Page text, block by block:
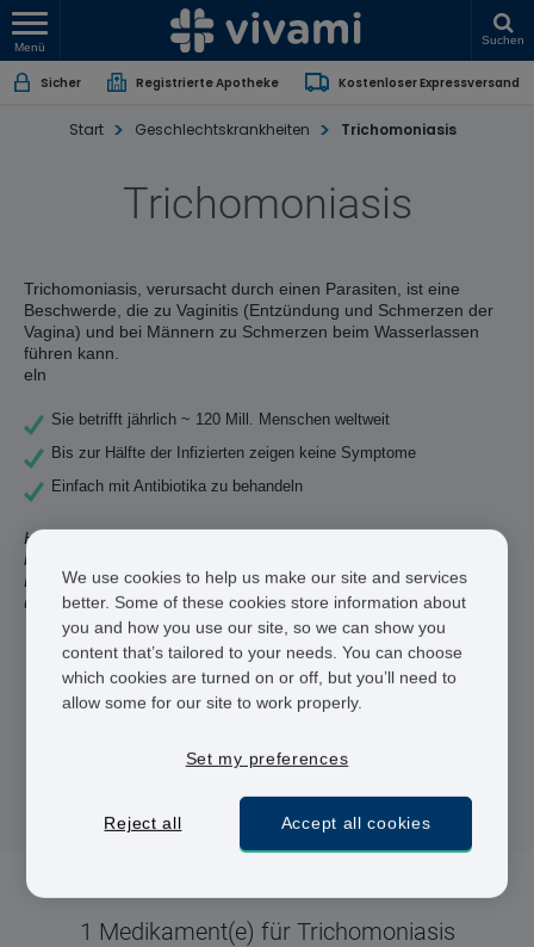
Menü
Suchen
Sicher Registrierte Apotheke Kostenloser Expressversand
Start Geschlechtskrankheiten Trichomoniasis
Trichomoniasis
Trichomoniasis, verursacht durch einen Parasiten, ist eine
Beschwerde, die zu Vaginitis (Entzündung und Schmerzen der
Vagina) und bei Männern zu Schmerzen beim Wasserlassen
führen kann.
eln
Sie betrifft jährlich ~ 120 Mill. Menschen weltweit
Bis zur Hälfte der Infizierten zeigen keine Symptome
Einfach mit Antibiotika zu behandeln
Hier können Sie Ihre Trichomoniasis Medikamente online
bestellen. Auf Vivami.co bieten wir Ihnen eine private Online-
Beratung und sobald Ihre Bestellung genehmigt ist, wird sie von
unserer Partner-Apotheke innerhalb von 24 h an Sie gesendet.
Registrierte Ärzte und Apotheker
24 h Lieferung
1 Medikament(e) für Trichomoniasis
We use cookies to help us make our site and services
better. Some of these cookies store information about
you and how you use our site, so we can show you
content that’s tailored to your needs. You can choose
which cookies are turned on or off, but you’ll need to
allow some for our site to work properly.
Set my preferences
Reject all Accept all cookies